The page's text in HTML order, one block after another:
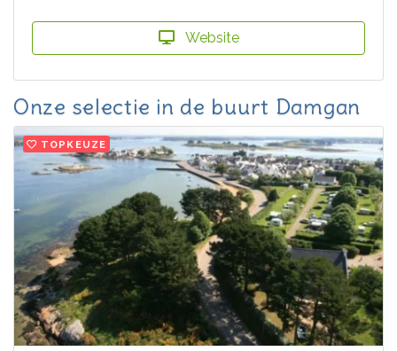
Website
Onze selectie in de buurt Damgan
TOPKEUZE